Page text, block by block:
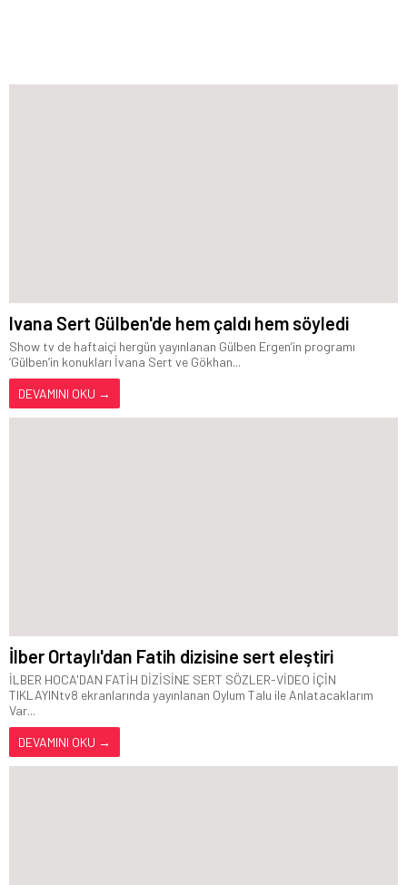
Ivana Sert Gülben'de hem çaldı hem söyledi
Show tv de haftaiçi hergün yayınlanan Gülben Ergen’in programı
‘Gülben’in konukları İvana Sert ve Gökhan...
DEVAMINI OKU →
İlber Ortaylı'dan Fatih dizisine sert eleştiri
İLBER HOCA'DAN FATİH DİZİSİNE SERT SÖZLER-VİDEO İÇİN
TIKLAYINtv8 ekranlarında yayınlanan Oylum Talu ile Anlatacaklarım
Var...
DEVAMINI OKU →